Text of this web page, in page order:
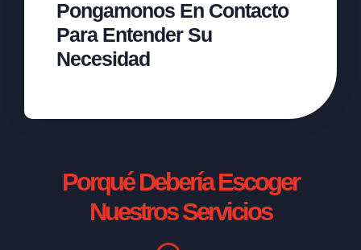
Pongamonos En Contacto
Para Entender Su
Necesidad
Porqué Debería Escoger
Nuestros Servicios